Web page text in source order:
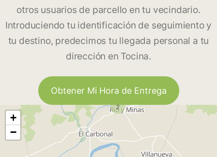
otros usuarios de parcello en tu vecindario.
Introduciendo tu identificación de seguimiento y
tu destino, predecimos tu llegada personal a tu
dirección en Tocina.
Obtener Mi Hora de Entrega
2
+
−